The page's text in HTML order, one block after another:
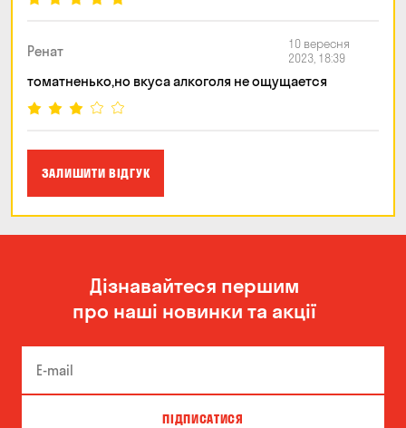
Ренат
10 вересня
2023, 18:39
томатненько,но вкуса алкоголя не ощущается
ЗАЛИШИТИ ВІДГУК
Дізнавайтеся першим
про наші новинки та акції
ПІДПИСАТИСЯ